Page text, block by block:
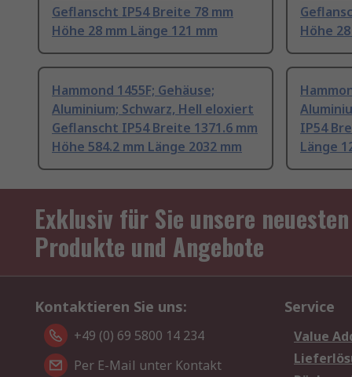
Geflanscht IP54 Breite 78 mm
Höhe 28 mm Länge 121 mm
Höhe
Hammond 1455F; Gehäuse;
Aluminium; Schwarz, Hell eloxiert
Geflanscht IP54 Breite 1371.6 mm
Höhe 584.2 mm Länge 2032 mm
IP54
Länge
Exklusiv für Sie unsere neuesten
Produkte und Angebote
Kontaktieren Sie uns:
+49 (0) 69 5800 14 234
Per E-Mail unter Kontakt
Service
Value